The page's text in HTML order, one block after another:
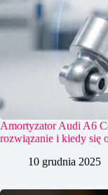
Amortyzator Audi A6
rozwiązanie i kiedy się
10 grudnia 2025